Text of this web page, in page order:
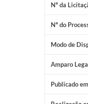
Nº da
Nº do
Modo de
Amparo
Publicado em